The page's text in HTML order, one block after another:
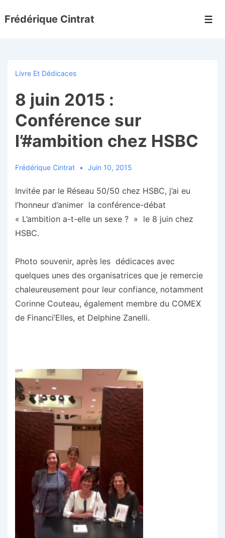
passer
Frédérique Cintrat
Livre Et Dédicaces
8 juin 2015 :
Conférence sur
l’#ambition chez HSBC
Frédérique Cintrat Juin 10, 2015
Invitée par le Réseau 50/50 chez HSBC, j’ai eu
l’honneur d’animer la conférence-débat
« L’ambition a-t-elle un sexe ? » le 8 juin chez
HSBC.
Photo souvenir, après les dédicaces avec
quelques unes des organisatrices que je remercie
chaleureusement pour leur confiance, notamment
Corinne Couteau, également membre du COMEX
de Financi’Elles, et Delphine Zanelli.